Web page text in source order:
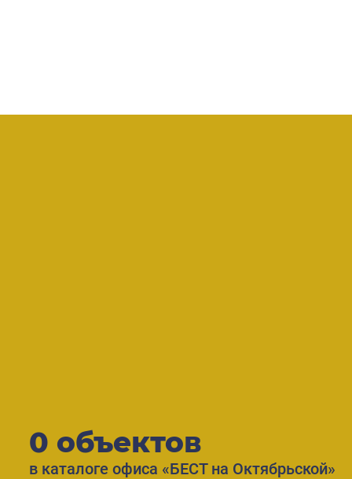
0 объектов
в каталоге офиса «БЕСТ на Октябрьской»